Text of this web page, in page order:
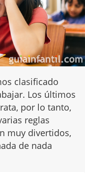
clasificado
Los últimos
por lo tanto,
reglas
muy divertidos,
de nada